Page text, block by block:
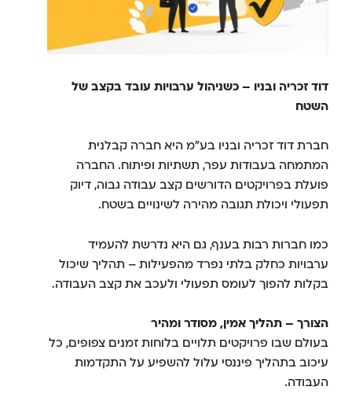
דוד זכריה ובניו – כשניהול ערבויות עובד בקצב של
השטח
חברת דוד זכריה ובניו בע"מ היא חברה קבלנית
המתמחה בעבודות עפר, תשתיות ופיתוח. החברה
פועלת בפרויקטים הדורשים קצב עבודה גבוה, דיוק
תפעולי ויכולת תגובה מהירה לשינויים בשטח.
כמו חברות רבות בענף, גם היא נדרשת להעמיד
ערבויות כחלק בלתי נפרד מהפעילות – תהליך שיכול
בקלות להפוך לעומס תפעולי ולעכב את קצב העבודה.
הצורך – תהליך אמין, מסודר ומהיר
בעולם שבו פרויקטים תלויים בלוחות זמנים צפופים, כל
עיכוב בתהליך פיננסי עלול להשפיע על התקדמות
העבודה.